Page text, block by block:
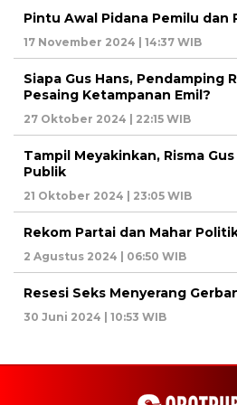
Pintu Awal Pidana Pemilu dan
17 November 2024 | 14:37 WIB
Siapa Gus Hans, Pendamping
Pesaing Ketampanan Emil?
27 Oktober 2024 | 22:15 WIB
Tampil Meyakinkan, Risma
Publik
21 Oktober 2024 | 23:05 WIB
Rekom Partai dan Mahar
2 Agustus 2024 | 06:50 WIB
Resesi Seks Menyerang
30 Juni 2024 | 10:53 WIB